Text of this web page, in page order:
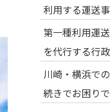
利用する運送
第一種利用運
を代行する行
川崎・横浜で
続きでお困り